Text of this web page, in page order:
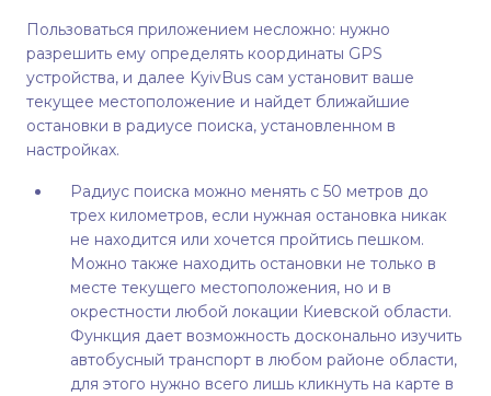
Пользоваться приложением несложно: нужно
разрешить ему определять координаты GPS
устройства, и далее KyivBus сам установит ваше
текущее местоположение и найдет ближайшие
остановки в радиусе поиска, установленном в
настройках.
Радиус поиска можно менять с 50 метров до
трех километров, если нужная остановка никак
не находится или хочется пройтись пешком.
Можно также находить остановки не только в
месте текущего местоположения, но и в
окрестности любой локации Киевской области.
Функция дает возможность досконально изучить
автобусный транспорт в любом районе области,
для этого нужно всего лишь кликнуть на карте в